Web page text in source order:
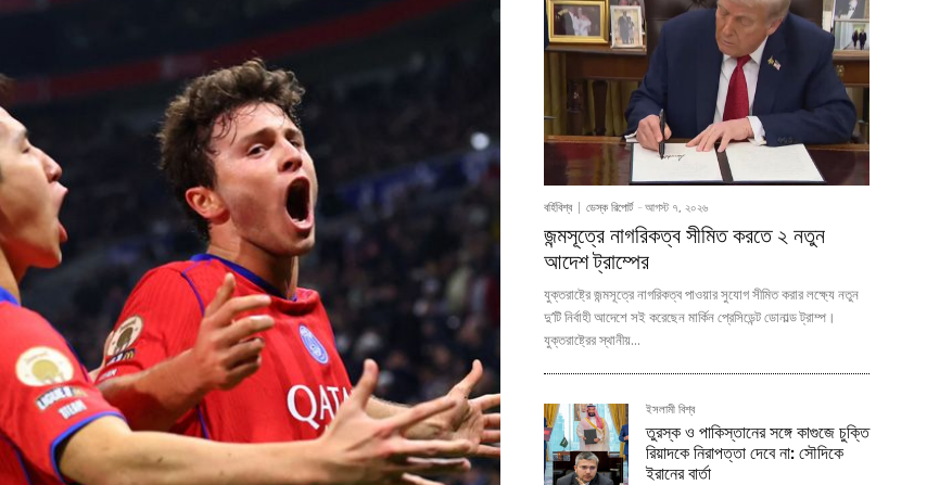
বর্হিবিশ্ব ডেস্ক রিপোর্ট - আগস্ট ৭, ২০২৬
জন্মসূত্রে নাগরিকত্ব সীমিত করতে ২ নতুন
আদেশ ট্রাম্পের
যুক্তরাষ্ট্রে জন্মসূত্রে নাগরিকত্ব পাওয়ার সুযোগ সীমিত করার লক্ষ্যে নতুন
দু’টি নির্বাহী আদেশে সই করেছেন মার্কিন প্রেসিডেন্ট ডোনাল্ড ট্রাম্প।
যুক্তরাষ্ট্রের স্থানীয়...
ইসলামী বিশ্ব
তুরস্ক ও পাকিস্তানের সঙ্গে কাগুজে চুক্তি
রিয়াদকে নিরাপত্তা দেবে না: সৌদিকে
ইরানের বার্তা